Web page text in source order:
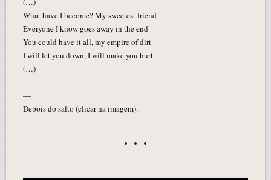
What have I become? My sweetest friend
Everyone I know goes away in the end
You could have it all, my empire of dirt
I will let you down, I will make you hurt
(…)
—
Depois do salto (clicar na imagem).